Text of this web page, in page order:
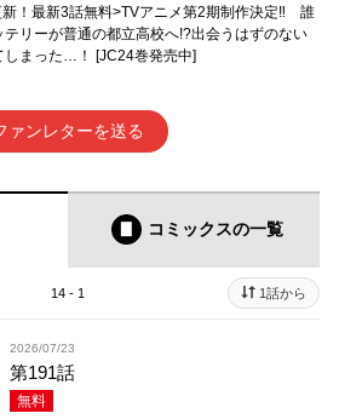
！最新3話無料>TVアニメ第2期制作決定‼ 誰
リーが普通の都立高校へ!?出会うはずのない
しまった…！ [JC24巻発売中]
ァンレターを送る
コミックスの一覧
14 - 1 1話から
2026/07/23
第191話
無料